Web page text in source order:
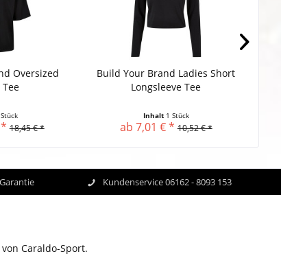
Oversized
Tee
18,45 € *
Build Your Brand Ladies Short
Longsleeve Tee
Inhalt 1 Stück
ab 7,01 € * 10,52 € *
Kundenservice 06162 - 8093 153
Caraldo-Sport.